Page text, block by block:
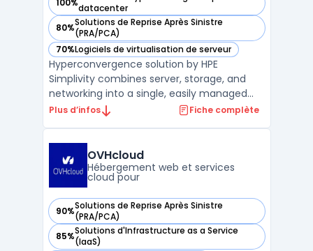
100%datacenter
— voir HPE Simplivity dans cette catégorie
80%Solutions de Reprise Après Sinistre
(PRA/PCA)
— voir HPE Simplivity dans cette catégorie
70%Logiciels de virtualisation de serveur
— voir HPE Simplivity dans cette catégorie
Hyperconvergence solution by HPE
Simplivity combines server, storage, and
networking into a single, easily managed
platform. This scalable, all-in-one solution
performance and agility for businesses of
all sizes. With HPE ...
Plus d’infos Fiche complète
OVHcloud
Hébergement web et services
cloud pour
90%Solutions de Reprise Après Sinistre
(PRA/PCA)
— voir OVHcloud dans cette catégorie
85%Solutions d'Infrastructure as a Service
(IaaS)
— voir OVHcloud dans cette catégorie